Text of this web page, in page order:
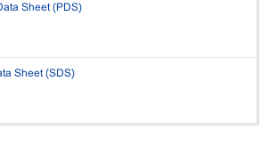
Sheet (PDS)
Sheet (SDS)